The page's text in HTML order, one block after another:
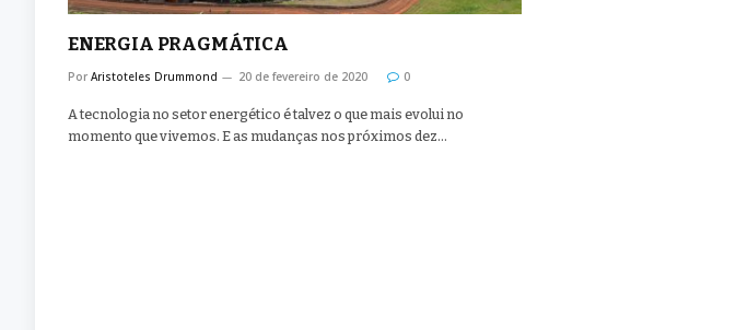
ENERGIA PRAGMÁTICA
Por Aristoteles Drummond 20 de fevereiro de 2020 0
A tecnologia no setor energético é talvez o que mais evolui no
momento que vivemos. E as mudanças nos próximos dez…